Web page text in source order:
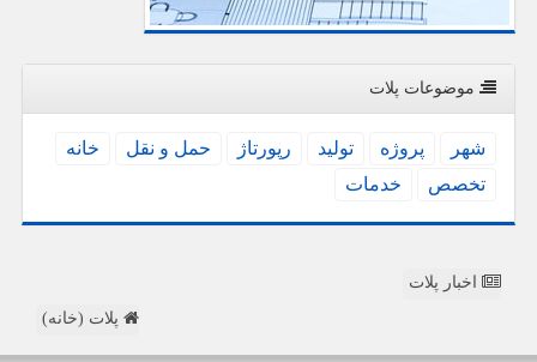
موضوعات پلات
شهر پروژه تولید رپورتاژ حمل و نقل
خانه
تخصص
خدمات
اخبار پلات
پلات (خانه)